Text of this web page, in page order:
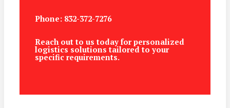
Phone: 832-372-7276
Reach out to us today for personalized
logistics solutions tailored to your
specific requirements.